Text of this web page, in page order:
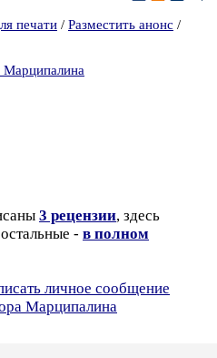
печати / Разместить анонс /
Марципалина
3 рецензии, здесь
- в полном
личное сообщение
Марципалина